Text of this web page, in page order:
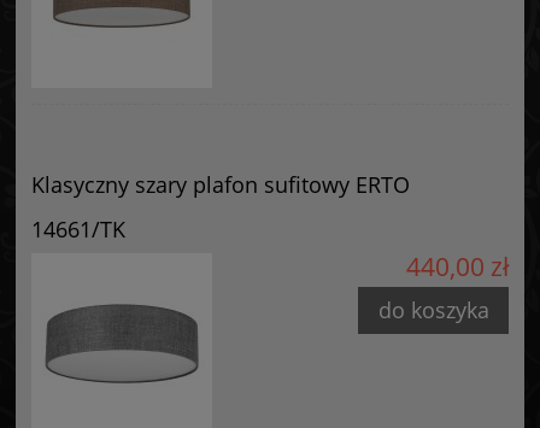
info@goldsun-lampy.pl
Klasyczny szary plafon sufitowy ERTO
14661/TK
440,00 zł
do koszyka